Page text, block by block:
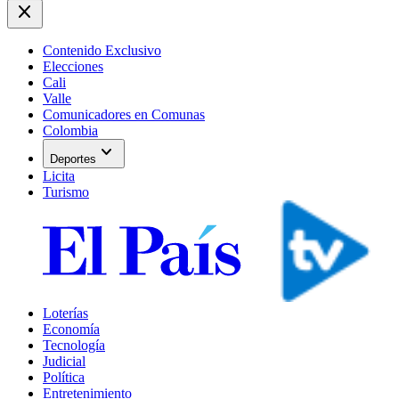
close
Contenido Exclusivo
Elecciones
Cali
Valle
Comunicadores en Comunas
Colombia
Deportes expand_more
Licita
Turismo
Loterías
Economía
Tecnología
Judicial
Política
Entretenimiento